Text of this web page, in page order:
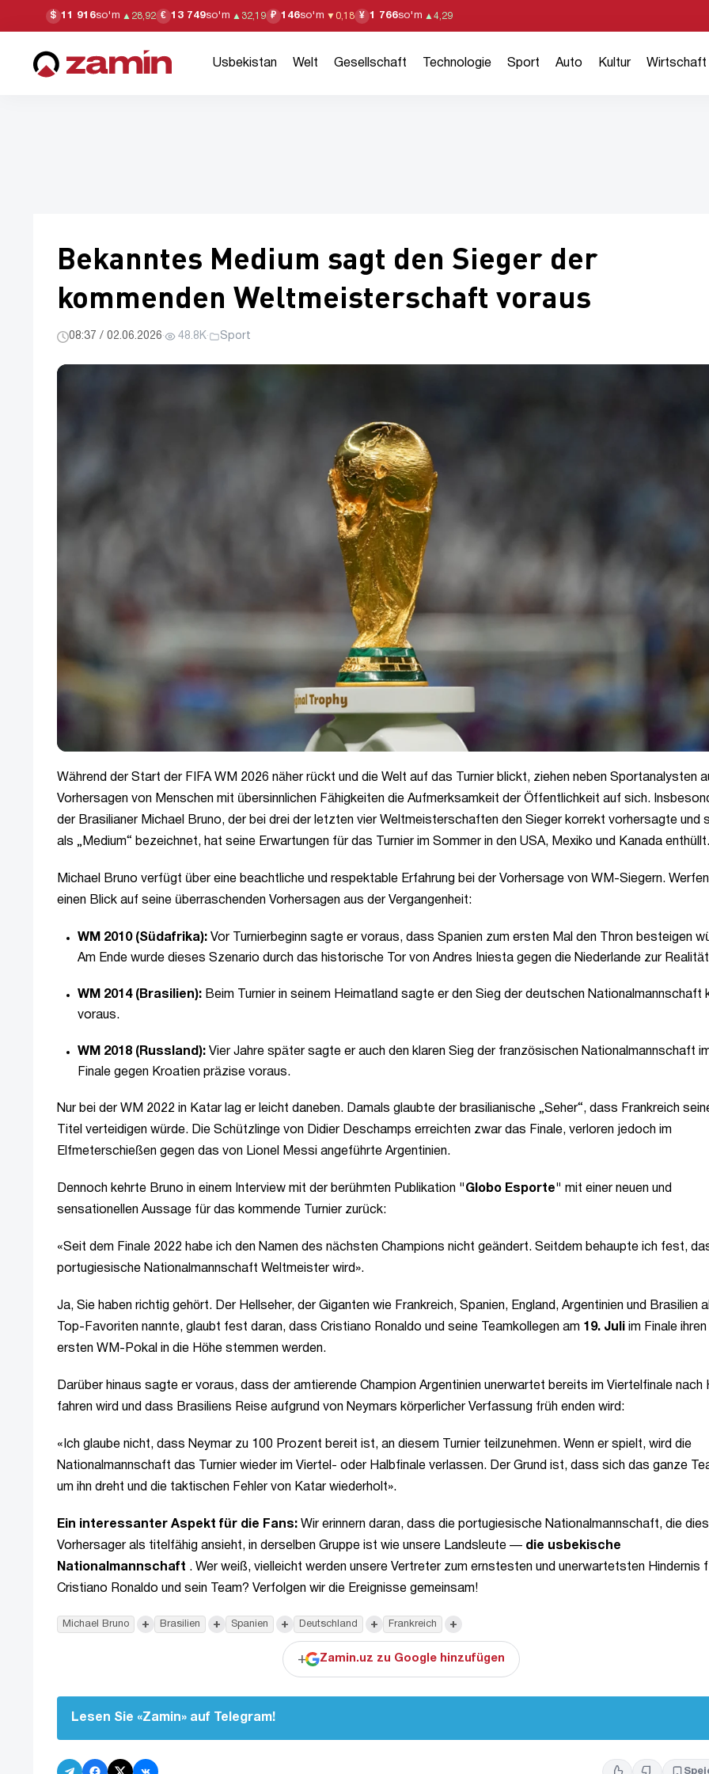
$ 11 916so'm ▲ 28,92 € 13 749so'm ▲ 32,19 ₽ 146so'm ▼ 0,18 ¥ 1 766so'm ▲ 4,29
Usbekistan Welt Gesellschaft Technologie Sport Auto Kultur Wirtschaft
Bekanntes Medium sagt den Sieger der
kommenden Weltmeisterschaft voraus
08:37 / 02.06.2026· 48.8K· Sport
Während der Start der FIFA WM 2026 näher rückt und die Welt auf das Turnier blickt, ziehen neben Sportanalysten
Vorhersagen von Menschen mit übersinnlichen Fähigkeiten die Aufmerksamkeit der Öffentlichkeit auf sich.
der Brasilianer Michael Bruno, der bei drei der letzten vier Weltmeisterschaften den Sieger korrekt vorhersagte und
als „Medium“ bezeichnet, hat seine Erwartungen für das Turnier im Sommer in den USA, Mexiko und Kanada enthüllt.
Michael Bruno verfügt über eine beachtliche und respektable Erfahrung bei der Vorhersage von WM-Siegern.
einen Blick auf seine überraschenden Vorhersagen aus der Vergangenheit:
WM 2010 (Südafrika): Vor Turnierbeginn sagte er voraus, dass Spanien zum ersten Mal den Thron besteigen
Am Ende wurde dieses Szenario durch das historische Tor von Andres Iniesta gegen die Niederlande zur
WM 2014 (Brasilien): Beim Turnier in seinem Heimatland sagte er den Sieg der deutschen Nationalmannschaft
voraus.
WM 2018 (Russland): Vier Jahre später sagte er auch den klaren Sieg der französischen Nationalmannschaft
Finale gegen Kroatien präzise voraus.
Nur bei der WM 2022 in Katar lag er leicht daneben. Damals glaubte der brasilianische „Seher“, dass Frankreich
Titel verteidigen würde. Die Schützlinge von Didier Deschamps erreichten zwar das Finale, verloren jedoch im
Elfmeterschießen gegen das von Lionel Messi angeführte Argentinien.
Dennoch kehrte Bruno in einem Interview mit der berühmten Publikation "Globo Esporte" mit einer neuen und
sensationellen Aussage für das kommende Turnier zurück:
«Seit dem Finale 2022 habe ich den Namen des nächsten Champions nicht geändert. Seitdem behaupte ich fest,
portugiesische Nationalmannschaft Weltmeister wird».
Ja, Sie haben richtig gehört. Der Hellseher, der Giganten wie Frankreich, Spanien, England, Argentinien und Brasilien
Top-Favoriten nannte, glaubt fest daran, dass Cristiano Ronaldo und seine Teamkollegen am 19. Juli
im Finale ihren
ersten WM-Pokal in die Höhe stemmen werden.
Darüber hinaus sagte er voraus, dass der amtierende Champion Argentinien unerwartet bereits im Viertelfinale nach
fahren wird und dass Brasiliens Reise aufgrund von Neymars körperlicher Verfassung früh enden wird:
«Ich glaube nicht, dass Neymar zu 100 Prozent bereit ist, an diesem Turnier teilzunehmen. Wenn er spielt, wird die
Nationalmannschaft das Turnier wieder im Viertel- oder Halbfinale verlassen. Der Grund ist, dass sich das ganze
um ihn dreht und die taktischen Fehler von Katar wiederholt».
Ein interessanter Aspekt für die Fans: Wir erinnern daran, dass die portugiesische Nationalmannschaft, die
Vorhersager als titelfähig ansieht, in derselben Gruppe ist wie unsere Landsleute — die usbekische
Nationalmannschaft . Wer weiß, vielleicht werden unsere Vertreter zum ernstesten und unerwartetsten Hindernis
Cristiano Ronaldo und sein Team? Verfolgen wir die Ereignisse gemeinsam!
Michael Bruno + Brasilien + Spanien + Deutschland + Frankreich +
+ Zamin.uz zu Google hinzufügen
Lesen Sie «Zamin» auf Telegram!